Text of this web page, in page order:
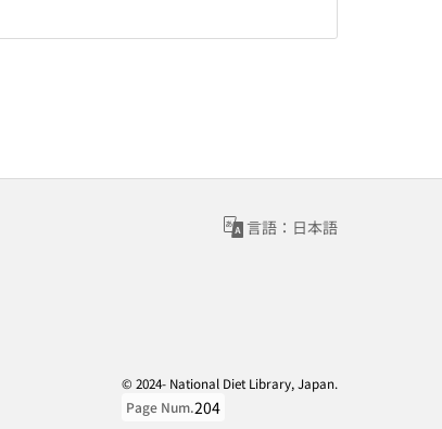
言語：日本語
© 2024- National Diet Library, Japan.
Page Num.204